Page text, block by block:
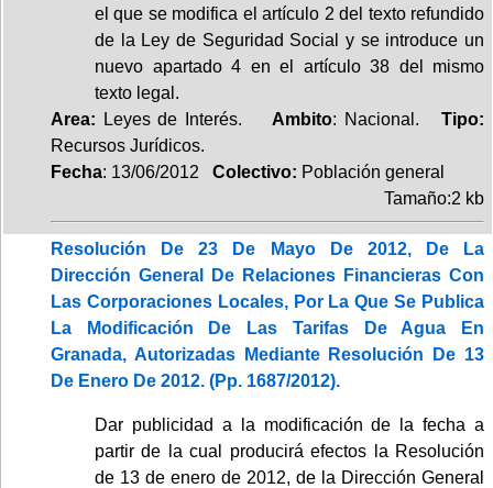
el que se modifica el artículo 2 del texto refundido
de la Ley de Seguridad Social y se introduce un
nuevo apartado 4 en el artículo 38 del mismo
texto legal.
Area: Leyes de Interés. Ambito: Nacional.Tipo:
Recursos Jurídicos.
Fecha: 13/06/2012 Colectivo: Población general
Tamaño:2 kb
Resolución De 23 De Mayo De 2012, De La
Dirección General De Relaciones Financieras Con
Las Corporaciones Locales, Por La Que Se Publica
La Modificación De Las Tarifas De Agua En
Granada, Autorizadas Mediante Resolución De 13
De Enero De 2012. (Pp. 1687/2012).
Dar publicidad a la modificación de la fecha a
partir de la cual producirá efectos la Resolución
de 13 de enero de 2012, de la Dirección General